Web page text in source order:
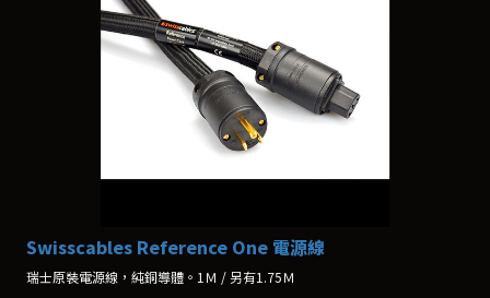
Swisscables Reference One 電源線
瑞士原裝電源線，純銅導體。1Ｍ / 另有1.75Ｍ